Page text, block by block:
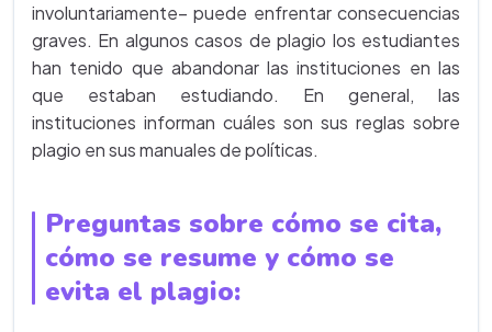
involuntariamente– puede enfrentar consecuencias
graves. En algunos casos de plagio los estudiantes
han tenido que abandonar las instituciones en las
que estaban estudiando. En general, las
instituciones informan cuáles son sus reglas sobre
plagio en sus manuales de políticas.
Preguntas sobre cómo se cita,
cómo se resume y cómo se
evita el plagio: